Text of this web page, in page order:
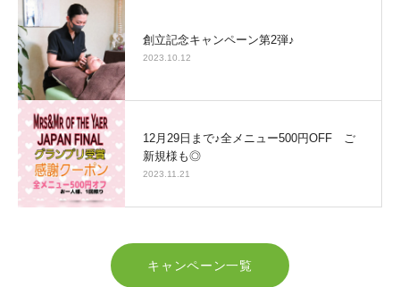
創立記念キャンペーン第2弾♪
2023.10.12
12月29日まで♪全メニュー500円OFF ご
新規様も◎
2023.11.21
キャンペーン一覧